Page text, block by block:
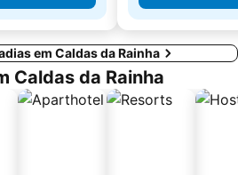
em Caldas da Rainha
Caldas da Rainha